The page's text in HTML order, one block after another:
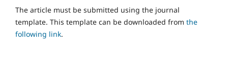
The article must be submitted using the journal
template. This template can be downloaded from the
following link.